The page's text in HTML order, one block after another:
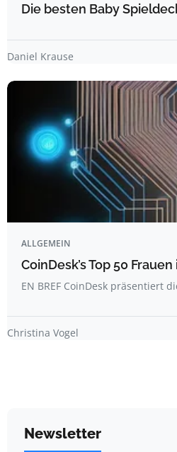
Die besten Baby
Daniel Krause
ALLGEMEIN
CoinDesk’s Top 50
EN BREF CoinDesk präsentiert
Christina Vogel
Newsletter